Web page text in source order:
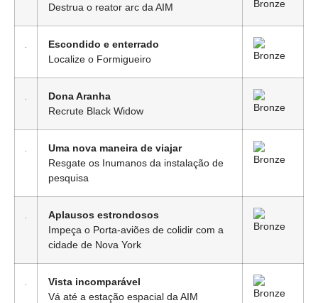
Destrua o reator arc da AIM
Escondido e enterrado
Localize o Formigueiro
Dona Aranha
Recrute Black Widow
Uma nova maneira de viajar
Resgate os Inumanos da instalação de
pesquisa
Aplausos estrondosos
Impeça o Porta-aviões de colidir com a
cidade de Nova York
Vista incomparável
Vá até a estação espacial da AIM